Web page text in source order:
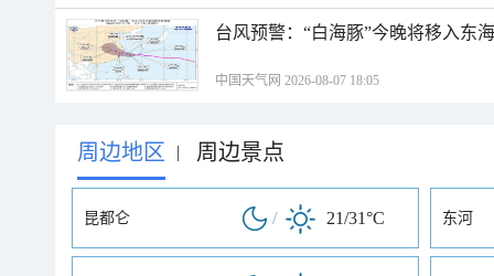
台风预警：“白海豚”今晚将移入东
中国天气网 2026-08-07 18:05
周边地区 | 周边景点
昆都仑 / 21/31°C 东河